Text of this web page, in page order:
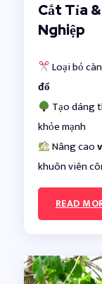
Cắt Tỉa
Nghiệp
Loại bỏ
đổ
Tạo dáng
khỏe mạnh
Nâng cao
khuôn viên
READ